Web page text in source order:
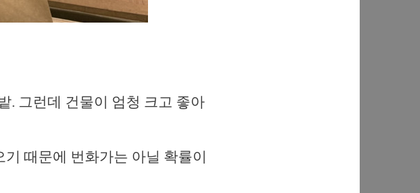
. 그런데 건물이 엄청 크고 좋아
때문에 번화가는 아닐 확률이